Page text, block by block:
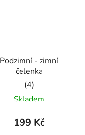
Podzimní - zimní
čelenka
Průměrné
hodnocení
produktu
Skladem
199 Kč